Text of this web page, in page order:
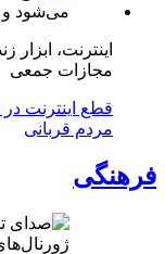
اینترنت،
مجازات جمعی
قطع اینترنت
مردم قربانی
فرهنگی